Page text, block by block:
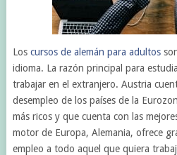
Los cursos de alemán para adultos
idioma. La razón principal para
trabajar en el extranjero. Austria
desempleo de los países de la
más ricos y que cuenta con las
motor de Europa, Alemania, ofrece
empleo a todo aquel que quiera